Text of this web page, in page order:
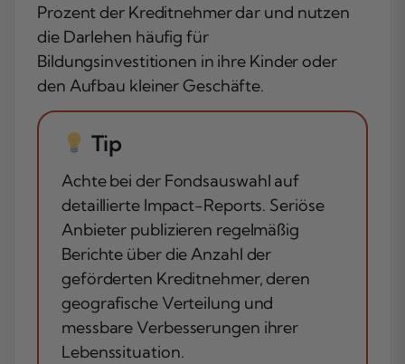
Prozent der Kreditnehmer dar und nutzen
die Darlehen häufig für
Bildungsinvestitionen in ihre Kinder oder
den Aufbau kleiner Geschäfte.
Tip
Achte bei der Fondsauswahl auf
detaillierte Impact-Reports. Seriöse
Anbieter publizieren regelmäßig
Berichte über die Anzahl der
geförderten Kreditnehmer, deren
geografische Verteilung und
messbare Verbesserungen ihrer
Lebenssituation.